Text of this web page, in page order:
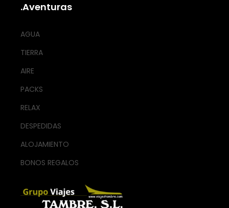
.Aventuras
AGUA
TIERRA
AIRE
PACKS
RELAX
DESPEDIDAS
ALOJAMIENTO
BONOS REGALOS